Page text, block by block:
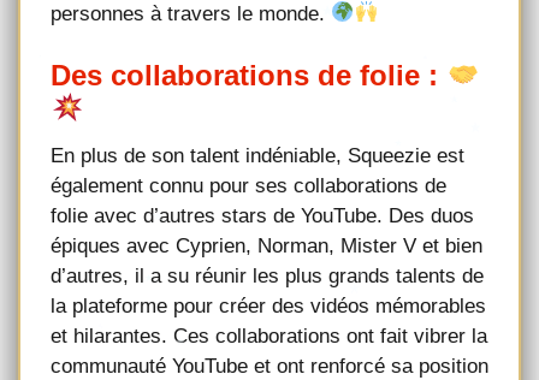
personnes à travers le monde.
Des collaborations de folie :
En plus de son talent indéniable, Squeezie est
également connu pour ses collaborations de
folie avec d’autres stars de YouTube. Des duos
épiques avec Cyprien, Norman, Mister V et bien
d’autres, il a su réunir les plus grands talents de
la plateforme pour créer des vidéos mémorables
et hilarantes. Ces collaborations ont fait vibrer la
communauté YouTube et ont renforcé sa position